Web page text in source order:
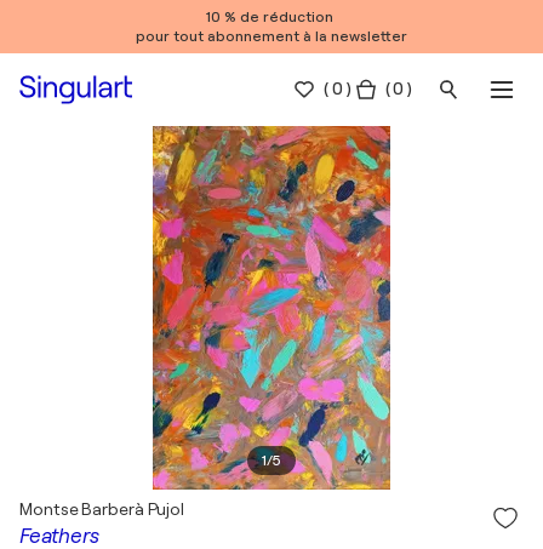
10 % de réduction
pour tout abonnement à la newsletter
(0 ) ( 0 )
1/5
Feathers
Montse Barberà Pujol